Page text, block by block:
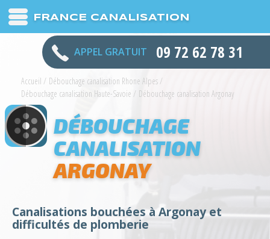
FRANCE CANALISATION
APPEL GRATUIT 09 72 62 78 31
Accueil / Débouchage canalisation Rhone Alpes/
Débouchage canalisation Haute-Savoie / Débouchage canalisation Argonay
DÉBOUCHAGE
CANALISATION
ARGONAY
Canalisations bouchées à Argonay et
difficultés de plomberie